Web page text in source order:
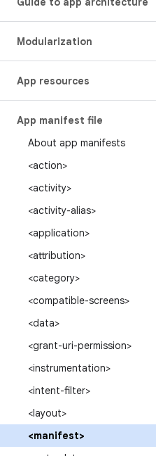
Modularization
App resources
App manifest file
About app manifests
<action>
<activity>
<activity-alias>
<application>
<attribution>
<category>
<compatible-screens>
<data>
<grant-uri-permission>
<instrumentation>
<intent-filter>
<layout>
<manifest>